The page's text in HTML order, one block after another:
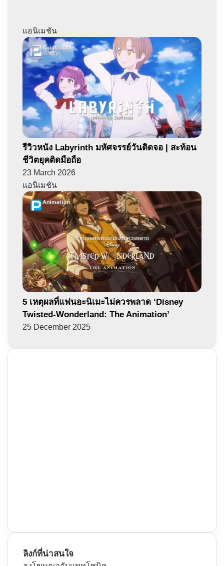
แอนิเมชัน
รีวิวหนัง Labyrinth มหัศจรรย์วันติดจอ | สะท้อน
ชีวิตยุคติดมือถือ
23 March 2026
แอนิเมชัน
5 เหตุผลที่แฟนอะนิเมะไม่ควรพลาด ‘Disney
Twisted-Wonderland: The Animation’
25 December 2025
ลิงก์ที่น่าสนใจ